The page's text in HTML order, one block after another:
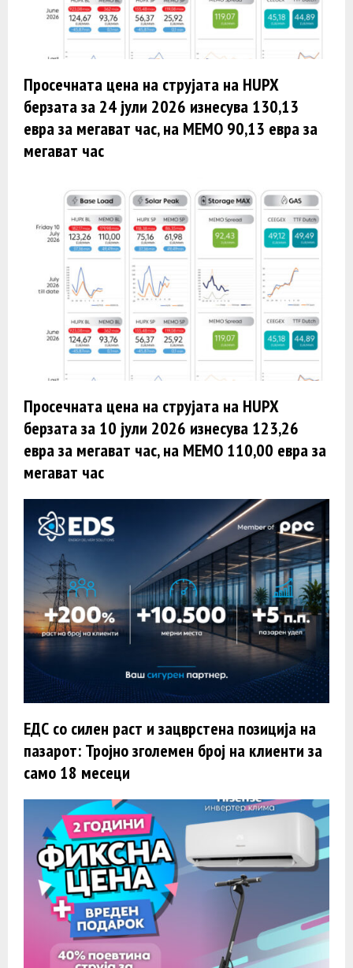
Просечната цена на струјата на HUPX
берзата за 24 јули 2026 изнесува 130,13
евра за мегават час, на МЕМО 90,13 евра за
мегават час
Просечната цена на струјата на HUPX
берзата за 10 јули 2026 изнесува 123,26
евра за мегават час, на МЕМО 110,00 евра за
мегават час
ЕДС со силен раст и зацврстена позиција на
пазарот: Тројно зголемен број на клиенти за
само 18 месеци